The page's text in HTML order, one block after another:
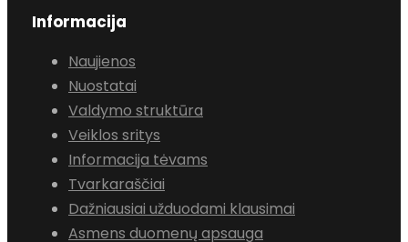
Informacija
Naujienos
Nuostatai
Valdymo struktūra
Veiklos sritys
Informacija tėvams
Tvarkaraščiai
Dažniausiai užduodami klausimai
Asmens duomenų apsauga